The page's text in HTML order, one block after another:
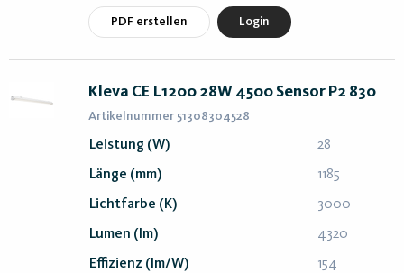
PDF erstellen Login
Kleva CE L1200 28W 4500 Sensor P2 830
Artikelnummer 51308304528
Leistung (W) 28
Länge (mm) 1185
Lichtfarbe (K) 3000
Lumen (lm) 4320
Effizienz (lm/W) 154